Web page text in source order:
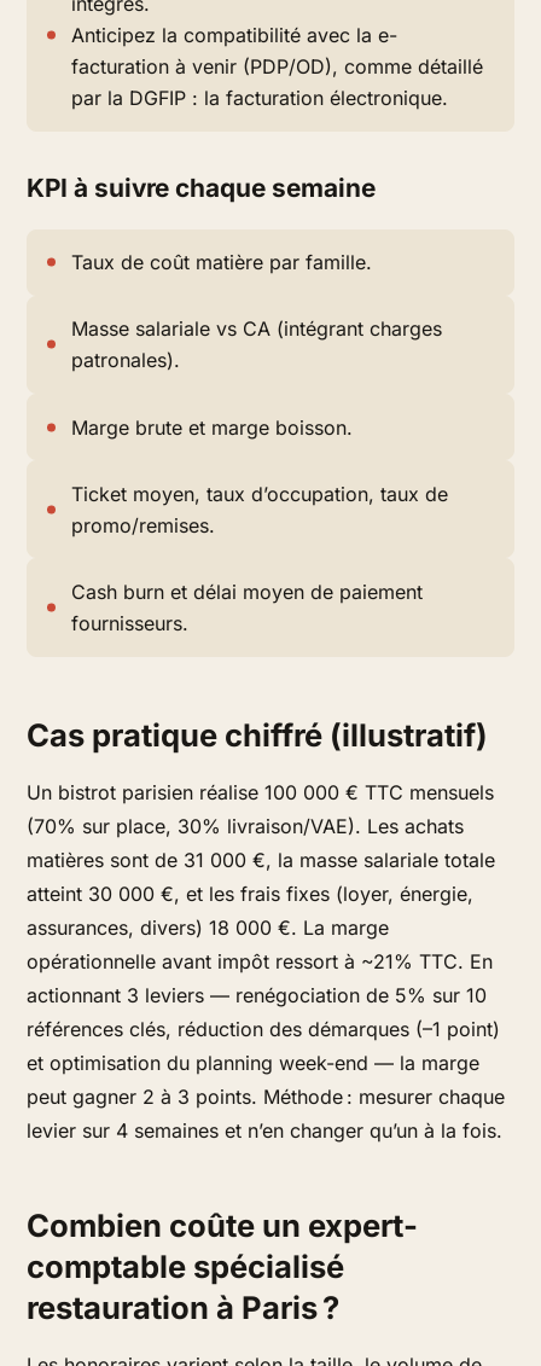
Anticipez la compatibilité avec la e-
facturation à venir (PDP/OD), comme détaillé
par la DGFIP : la facturation électronique.
KPI à suivre chaque semaine
Taux de coût matière par famille.
Masse salariale vs CA (intégrant charges
patronales).
Marge brute et marge boisson.
Ticket moyen, taux d’occupation, taux de
promo/remises.
Cash burn et délai moyen de paiement
fournisseurs.
Cas pratique chiffré (illustratif)
Un bistrot parisien réalise 100 000 € TTC mensuels
(70% sur place, 30% livraison/VAE). Les achats
matières sont de 31 000 €, la masse salariale totale
atteint 30 000 €, et les frais fixes (loyer, énergie,
assurances, divers) 18 000 €. La marge
opérationnelle avant impôt ressort à ~21% TTC. En
actionnant 3 leviers — renégociation de 5% sur 10
références clés, réduction des démarques (–1 point)
et optimisation du planning week-end — la marge
peut gagner 2 à 3 points. Méthode : mesurer chaque
levier sur 4 semaines et n’en changer qu’un à la fois.
Combien coûte un expert-
comptable spécialisé
restauration à Paris ?